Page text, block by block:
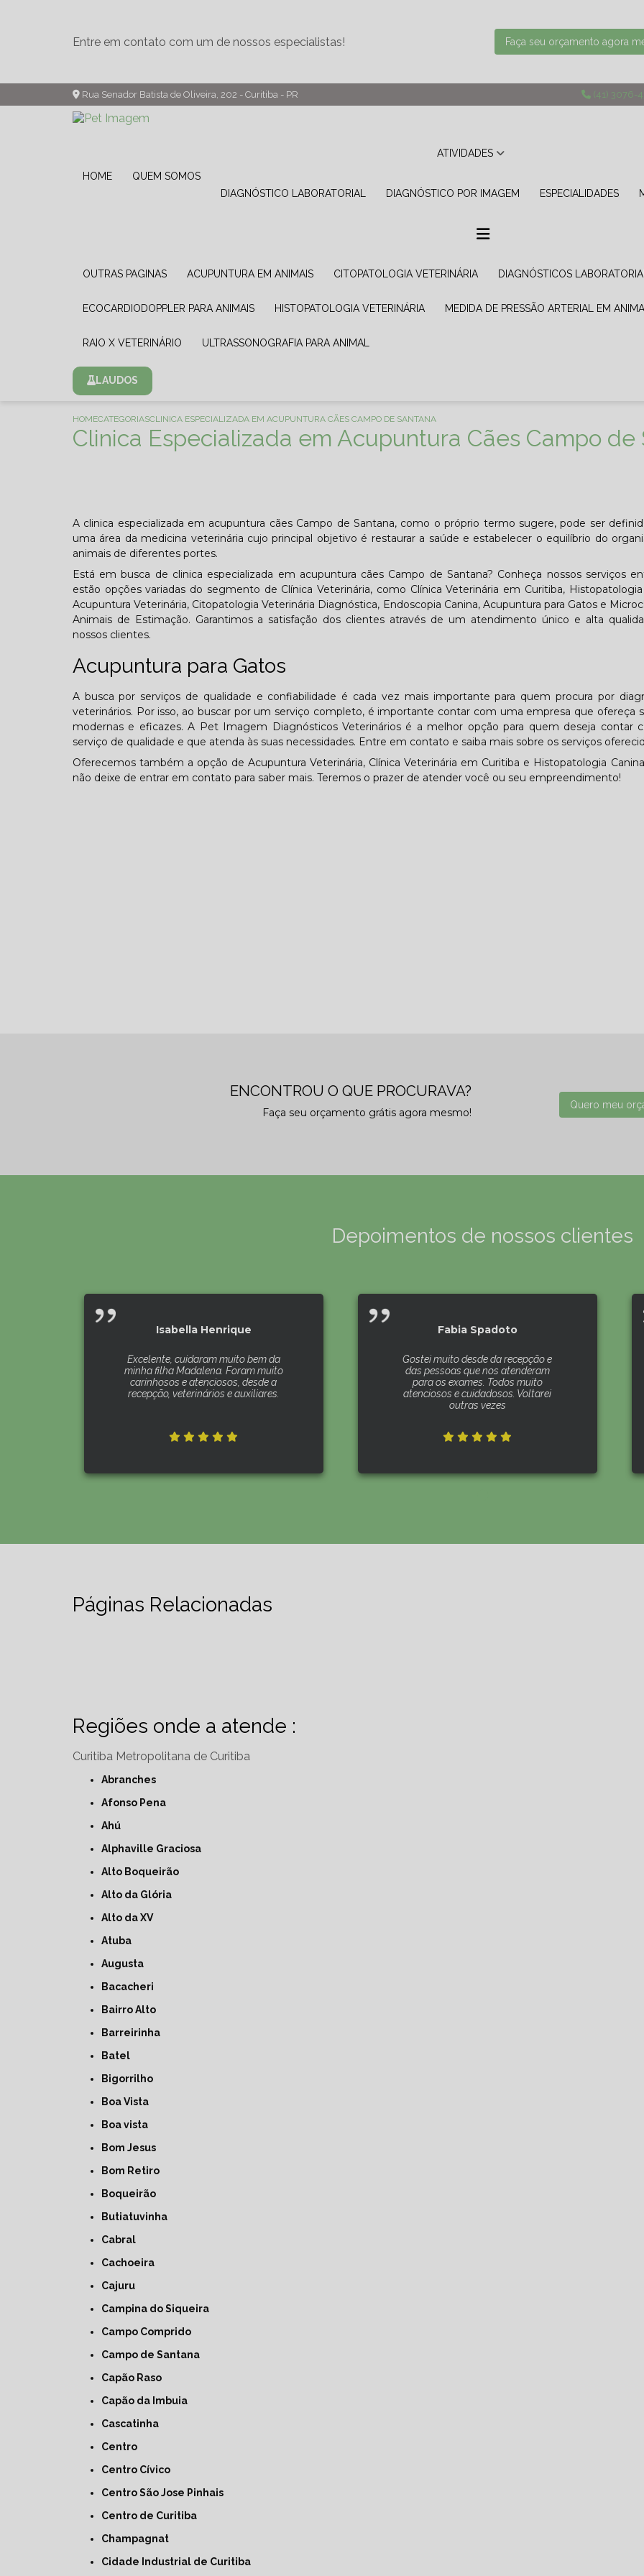
Entre em contato com um de nossos especialistas! Faça seu orçamento agora
Rua Senador Batista de Oliveira, 202 - Curitiba - PR (41) 3076-
HOME QUEM SOMOS
ATIVIDADES
DIAGNÓSTICO LABORATORIAL DIAGNÓSTICO POR IMAGEM ESPECIALIDADES
OUTRAS PAGINAS ACUPUNTURA EM ANIMAIS CITOPATOLOGIA VETERINÁRIA DIAGNÓSTICOS
ECOCARDIODOPPLER PARA ANIMAIS HISTOPATOLOGIA VETERINÁRIA MEDIDA DE PRESSÃO ARTERIAL EM
RAIO X VETERINÁRIO ULTRASSONOGRAFIA PARA ANIMAL
LAUDOS
HOMECATEGORIASCLINICA ESPECIALIZADA EM ACUPUNTURA CÃES CAMPO DE SANTANA
Clinica Especializada em Acupuntura Cães Campo de
A clinica especializada em acupuntura cães Campo de Santana, como o próprio termo sugere, pode ser
uma área da medicina veterinária cujo principal objetivo é restaurar a saúde e estabelecer o equilíbrio do
animais de diferentes portes.
Está em busca de clinica especializada em acupuntura cães Campo de Santana? Conheça nossos serviços
estão opções variadas do segmento de Clínica Veterinária, como Clínica Veterinária em Curitiba, Histopatologia
Acupuntura Veterinária, Citopatologia Veterinária Diagnóstica, Endoscopia Canina, Acupuntura para Gatos e
Animais de Estimação. Garantimos a satisfação dos clientes através de um atendimento único e alta
nossos clientes.
Acupuntura para Gatos
A busca por serviços de qualidade e confiabilidade é cada vez mais importante para quem procura por
veterinários. Por isso, ao buscar por um serviço completo, é importante contar com uma empresa que ofereça
modernas e eficazes. A Pet Imagem Diagnósticos Veterinários é a melhor opção para quem deseja contar
serviço de qualidade e que atenda às suas necessidades. Entre em contato e saiba mais sobre os serviços
Oferecemos também a opção de Acupuntura Veterinária, Clínica Veterinária em Curitiba e Histopatologia
não deixe de entrar em contato para saber mais. Teremos o prazer de atender você ou seu empreendimento!
ENCONTROU O QUE PROCURAVA?
Faça seu orçamento grátis agora mesmo!
Quero meu
Depoimentos de nossos clientes
Isabella Henrique
Excelente, cuidaram muito bem da
minha filha Madalena. Foram muito
carinhosos e atenciosos, desde a
recepção, veterinários e auxiliares.
Fabia Spadoto
Gostei muito desde da recepção e
das pessoas que nos atenderam
para os exames. Todos muito
atenciosos e cuidadosos. Voltarei
outras vezes
Páginas Relacionadas
Regiões onde a atende :
Curitiba Metropolitana de Curitiba
Abranches
Afonso Pena
Ahú
Alphaville Graciosa
Alto Boqueirão
Alto da Glória
Alto da XV
Atuba
Augusta
Bacacheri
Bairro Alto
Barreirinha
Batel
Bigorrilho
Boa Vista
Boa vista
Bom Jesus
Bom Retiro
Boqueirão
Butiatuvinha
Cabral
Cachoeira
Cajuru
Campina do Siqueira
Campo Comprido
Campo de Santana
Capão Raso
Capão da Imbuia
Cascatinha
Centro
Centro Cívico
Centro São Jose Pinhais
Centro de Curitiba
Champagnat
Cidade Industrial de Curitiba